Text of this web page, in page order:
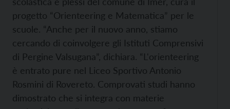
progetto “Orienteering e Matematica” per le
scuole. “Anche per il nuovo anno, stiamo
cercando di coinvolgere gli Istituti Comprensivi
di Pergine Valsugana”, dichiara. “L'orienteering
è entrato pure nel Liceo Sportivo Antonio
Rosmini di Rovereto. Comprovati studi hanno
dimostrato che si integra con materie